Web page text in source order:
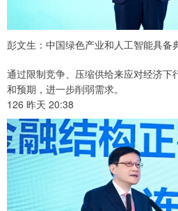
彭文生：中国绿色产业和人工智能具备
通过限制竞争、压缩供给来应对经济下
和预期，进一步削弱需求。
126 昨天 20:38